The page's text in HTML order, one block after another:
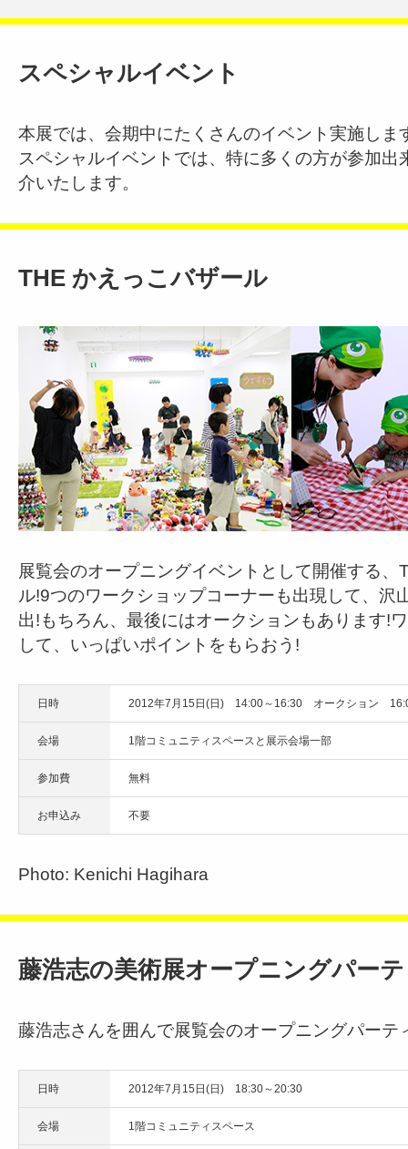
スペシャルイベント
本展では、会期中にたくさんのイベント実施しま
スペシャルイベントでは、特に多くの方が参加出
介いたします。
THE かえっこバザール
展覧会のオープニングイベントとして開催する、
ル!9つのワークショップコーナーも出現して、沢
出!もちろん、最後にはオークションもあります!
して、いっぱいポイントをもらおう!
日時 2012年7月15日(日) 14:00～16:30 オークション
会場 1階コミュニティスペースと展示会場一部
参加費 無料
お申込み 不要
Photo: Kenichi Hagihara
藤浩志の美術展オープニングパー
藤浩志さんを囲んで展覧会のオープニングパーテ
日時 2012年7月15日(日) 18:30～20:30
会場 1階コミュニティスペース